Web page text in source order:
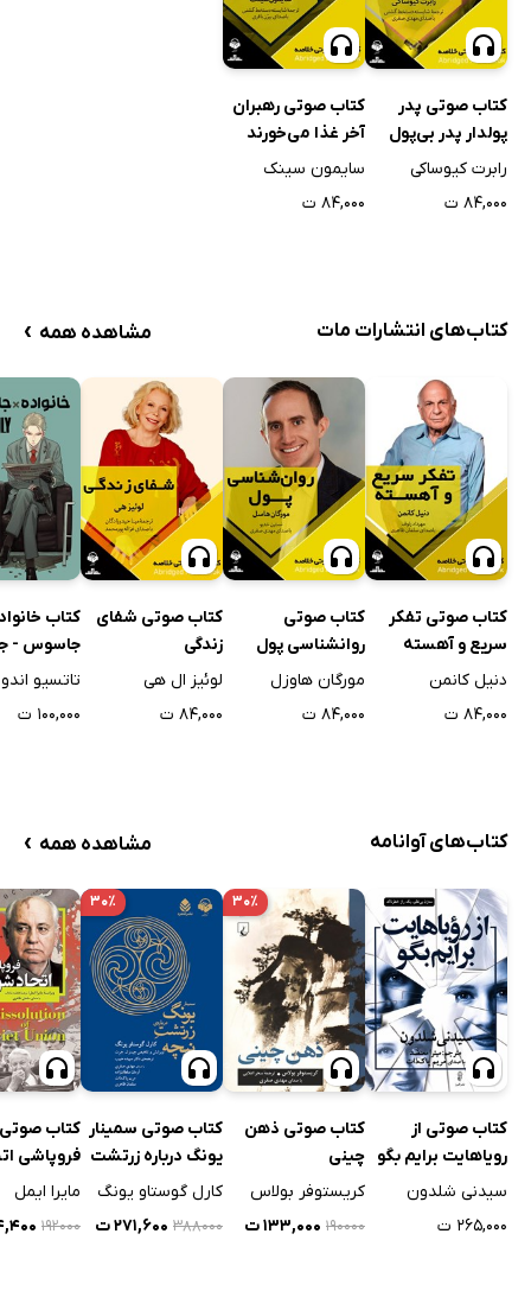
کتاب صوتی پدر
پولدار پدر بی‌پول
رابرت کیوساکی
۸۴,۰۰۰ ت
کتاب صوتی رهبران
آخر غذا می‌خورند
سایمون سینک
۸۴,۰۰۰ ت
کتاب‌های انتشارات مات مشاهده همه ›
کتاب صوتی تفکر
سریع و آهسته
دنیل کانمن
۸۴,۰۰۰ ت
کتاب صوتی
روانشناسی پول
مورگان هاوزل
۸۴,۰۰۰ ت
کتاب صوتی شفای
زندگی
لوئیز ال هی
۸۴,۰۰۰ ت
جاسوس -
تاتسیو اندو
۱۰۰,۰۰۰ ت
کتاب‌های آوانامه مشاهده همه ›
کتاب صوتی از
رویاهایت برایم بگو
سیدنی شلدون
۲۶۵,۰۰۰ ت
۳۰٪
کتاب صوتی ذهن
چینی
کریستوفر بولاس
۱۹۰۰۰۰ ۱۳۳,۰۰۰ ت
۳۰٪
کتاب صوتی سمینار
یونگ درباره زرتشت
نیچه
کارل گوستاو یونگ
۳۸۸۰۰۰ ۲۷۱,۶۰۰ ت
کتاب صوتی
فروپاشی
شوروی
مایرا ایمل
۱۹۲۰۰۰